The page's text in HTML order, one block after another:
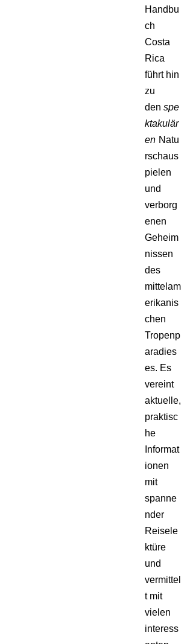
Handbu
ch
Costa
Rica
führt hin
zu
den spe
ktakulär
en Natu
rschaus
pielen
und
verborg
enen
Geheim
nissen
des
mittelam
erikanis
chen
Tropenp
aradies
es. Es
vereint
aktuelle,
praktisc
he
Informat
ionen
mit
spanne
nder
Reisele
ktüre
und
vermittel
t mit
vielen
interess